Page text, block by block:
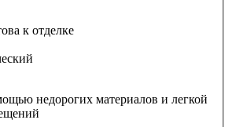
к отделке
недорогих материалов и легкой